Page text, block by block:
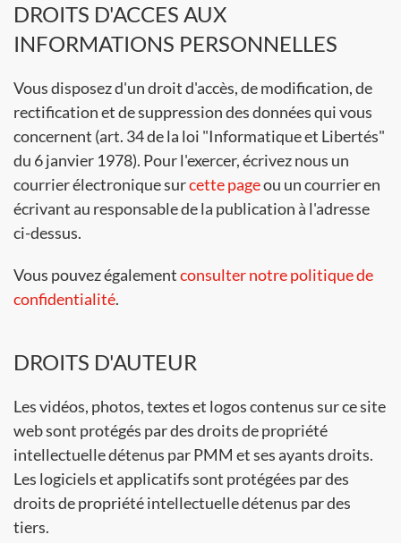
DROITS D'ACCES AUX
INFORMATIONS PERSONNELLES
Vous disposez d'un droit d'accès, de modification, de
rectification et de suppression des données qui vous
concernent (art. 34 de la loi "Informatique et Libertés"
du 6 janvier 1978). Pour l'exercer, écrivez nous un
courrier électronique surcette pageou un courrier en
écrivant au responsable de la publication à l'adresse
ci-dessus.
Vous pouvez égalementconsulter notre politique de
confidentialité.
DROITS D'AUTEUR
Les vidéos, photos, textes et logos contenus sur ce site
web sont protégés par des droits de propriété
intellectuelle détenus par PMM et ses ayants droits.
Les logiciels et applicatifs sont protégées par des
droits de propriété intellectuelle détenus par des
tiers.